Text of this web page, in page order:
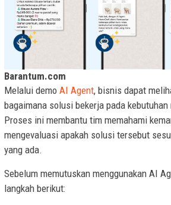
Barantum.com
Melalui demo AI Agent, bisnis dapat
bagaimana solusi bekerja pada kebutuhan
Proses ini membantu tim memahami
mengevaluasi apakah solusi tersebut
yang ada.
Sebelum memutuskan menggunakan AI
langkah berikut: